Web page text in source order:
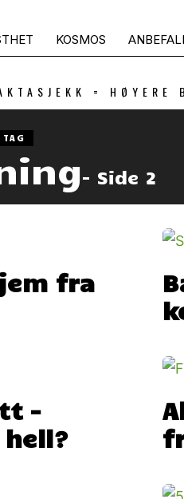
KOSMOS
= HØYERE
- Side 2
fra
–